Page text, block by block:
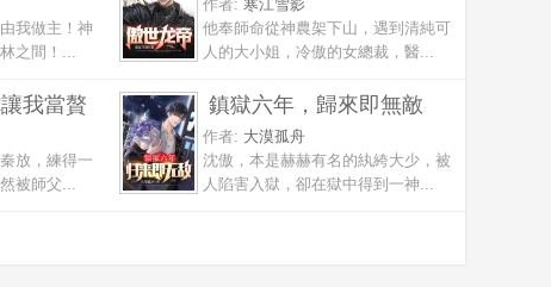
我做主！神
之間！...
作者: 寒江雪影
他奉師命從神農架下山，遇到清純可
人的大小姐，冷傲的女總裁，醫...
我當贅
放，練得一
被師父...
鎮獄六年，歸來即無敵
作者: 大漠孤舟
沈傲，本是赫赫有名的紈絝大少，被
人陷害入獄，卻在獄中得到一神...